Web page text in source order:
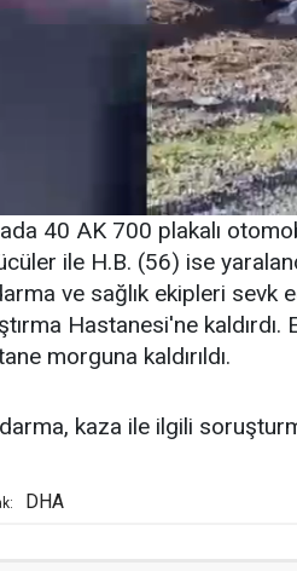
40 AK 700 plakalı
ile H.B. (56) ise
ve sağlık ekipleri sevk
Hastanesi'ne kaldırdı.
morguna kaldırıldı.
kaza ile ilgili
DHA